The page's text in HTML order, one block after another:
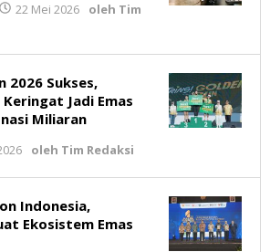
22 Mei 2026 oleh Tim
2026 Sukses,
Jadi Emas
Miliaran
oleh Tim Redaksi
Indonesia,
Ekosistem Emas